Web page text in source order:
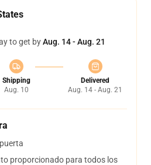
to get byAug. 14 - Aug. 21
Shipping
Aug. 10
Delivered
Aug. 14 - Aug. 21
proporcionado para todos los